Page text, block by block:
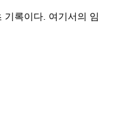
록이다. 여기서의 임